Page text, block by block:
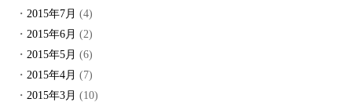
2015年7月 (4)
2015年6月 (2)
2015年5月 (6)
2015年4月 (7)
2015年3月 (10)